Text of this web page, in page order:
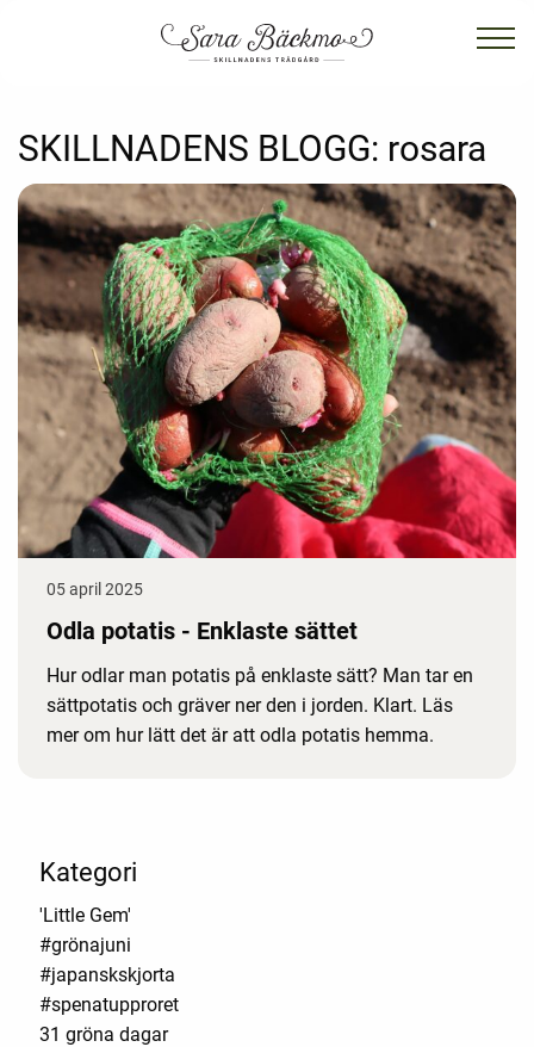
SKILLNADENS BLOGG: rosara
05 april 2025
Odla potatis - Enklaste sättet
Hur odlar man potatis på enklaste sätt? Man tar en
sättpotatis och gräver ner den i jorden. Klart. Läs
mer om hur lätt det är att odla potatis hemma.
Kategori
'Little Gem'
#grönajuni
#japanskskjorta
#spenatupproret
31 gröna dagar